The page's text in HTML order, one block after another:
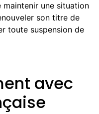
une situation
son titre de
toute suspension de
avec